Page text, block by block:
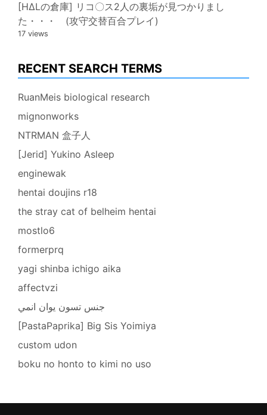
[HΔLの倉庫] リコ〇ス2人の裏垢が見つかりまし
た・・・ (攻守交替百合プレイ)
17 views
RECENT SEARCH TERMS
RuanMeis biological research
mignonworks
NTRMAN 盒子人
[Jerid] Yukino Asleep
enginewak
hentai doujins r18
the stray cat of belheim hentai
mostlo6
formerprq
yagi shinba ichigo aika
affectvzi
جنس تسون يوان انمي
[PastaPaprika] Big Sis Yoimiya
custom udon
boku no honto to kimi no uso